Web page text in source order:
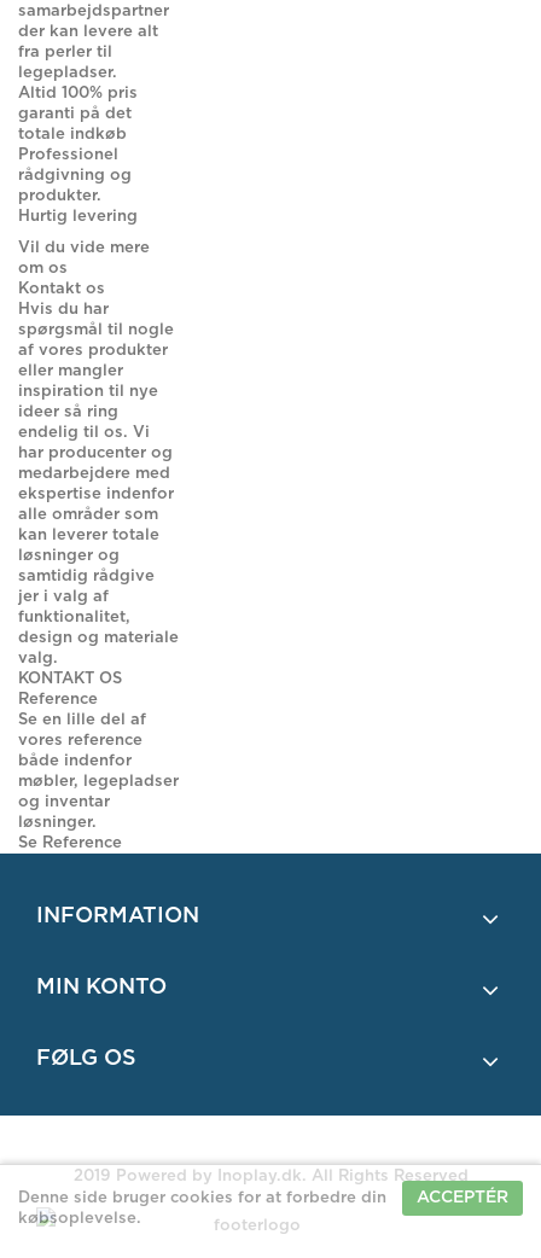
samarbejdspartner
der kan levere alt
fra perler til
legepladser.
Altid 100% pris
garanti på det
totale indkøb
Professionel
rådgivning og
produkter.
Hurtig levering
Vil du vide mere
om os
Kontakt os
Hvis du har
spørgsmål til nogle
af vores produkter
eller mangler
inspiration til nye
ideer så ring
endelig til os. Vi
har producenter og
medarbejdere med
ekspertise indenfor
alle områder som
kan leverer totale
løsninger og
samtidig rådgive
jer i valg af
funktionalitet,
design og materiale
valg.
KONTAKT OS
Reference
Se en lille del af
vores reference
både indenfor
møbler, legepladser
og inventar
løsninger.
Se Reference
INFORMATION
MIN KONTO
FØLG OS
2019 Powered by Inoplay.dk. All Rights Reserved
ACCEPTÉR
Denne side bruger cookies for at forbedre din
købsoplevelse.